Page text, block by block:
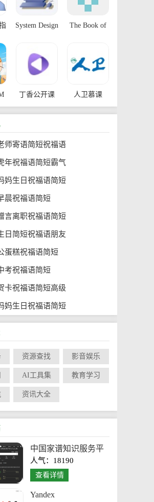
System Design The Book of
Knowledge
丁香公开课 人卫慕课
师寄语简短祝福语
年祝福语简短霸气
妈生日祝福语简短
晨祝福语简短
言离职祝福语简短
日简短祝福语朋友
蛋糕祝福语简短
考祝福语简短
卡祝福语简短高级
妈生日祝福语简短
资源查找 影音娱乐
AI工具集 教育学习
资讯大全
中国家谱知识服务平
台
人气：18190
查看详情
Yandex